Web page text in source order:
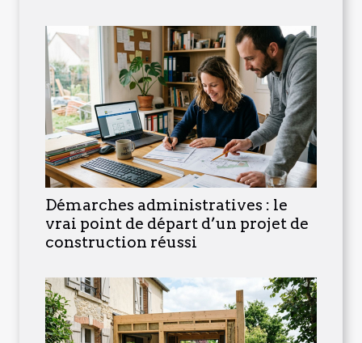
Démarches administratives : le
vrai point de départ d’un projet de
construction réussi